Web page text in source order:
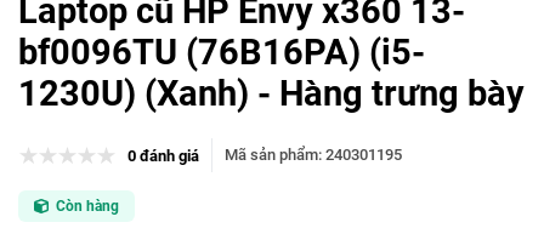
Laptop cũ HP Envy x360 13-
bf0096TU (76B16PA) (i5-
1230U) (Xanh) - Hàng trưng bày
0 đánh giá Mã sản phẩm: 240301195
Còn hàng